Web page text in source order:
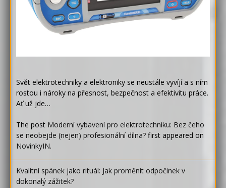
Svět elektrotechniky a elektroniky se neustále vyvíjí a s ním
rostou i nároky na přesnost, bezpečnost a efektivitu práce.
Ať už jde…
The post Moderní vybavení pro elektrotechniku: Bez čeho
se neobejde (nejen) profesionální dílna? first appeared on
NovinkyIN.
Kvalitní spánek jako rituál: Jak proměnit odpočinek v
dokonalý zážitek?